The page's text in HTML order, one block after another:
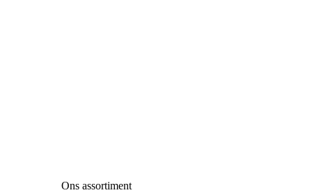
Ons assortiment